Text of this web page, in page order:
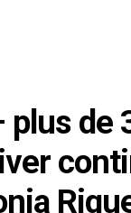
plus de